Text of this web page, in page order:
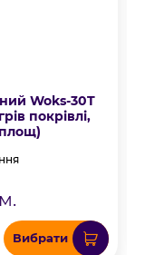
Woks-30T
покрівлі,
площ)
Вибрати